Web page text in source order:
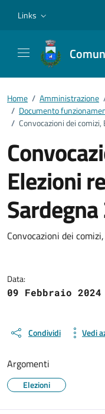
Links
Home / Amministrazione
/ Documento
/ Convocazioni dei
Elezioni
Dettagli
Convocazioni dei
Data:
09 Febbraio 2024
Condividi Vedi
Argomenti
Elezioni